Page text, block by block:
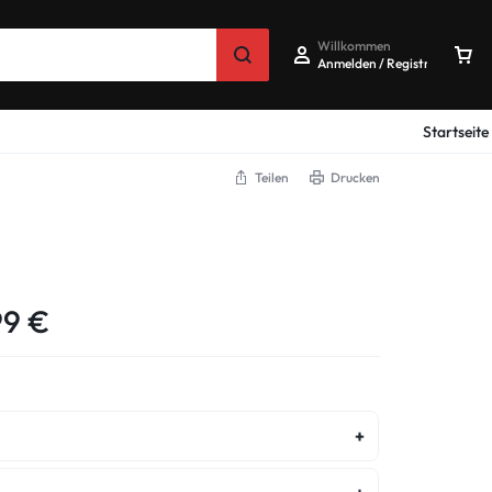
Willkommen
Anmelden / Registrieren
Startseite
Teilen Drucken
€